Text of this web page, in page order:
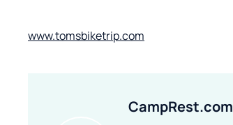
www.tomsbiketrip.com
CampRest.com